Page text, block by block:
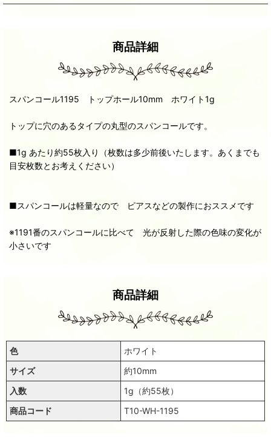
商品詳細
スパンコール1195 トップホール10mm ホワイト1g
トップに穴のあるタイプの丸型のスパンコールです。
■1g あたり約55枚入り（枚数は多少前後いたします。あくまでも
目安枚数とお考えください）
■スパンコールは軽量なので ピアスなどの製作におススメです
※1191番のスパンコールに比べて 光が反射した際の色味の変化が
小さいです
商品詳細
色
ホワイト
サイズ
約10mm
入数
1g（約55枚）
商品コード
T10-WH-1195